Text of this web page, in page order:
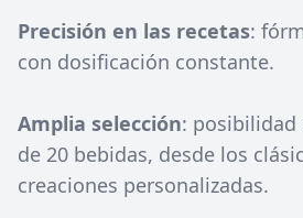
Precisión en las recetas:
con dosificación constante.
Amplia selección: posibilidad
de 20 bebidas, desde los
creaciones personalizadas.